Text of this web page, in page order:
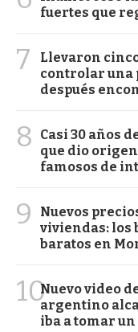
fuertes que
7
Llevaron
controlar una
después
8
Casi 30 años
que dio
famosos de
9
Nuevos
viviendas: los
baratos en
10Nuevo video
argentino
iba a tomar